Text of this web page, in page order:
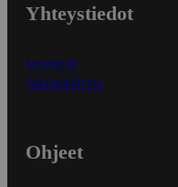
Yhteystiedot
Myymälät
Asiakaspalvelu
Ohjeet